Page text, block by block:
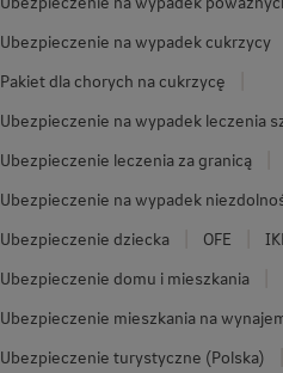
Ubezpieczenie na wypadek cukrzycy
Pakiet dla chorych na cukrzycę
Ubezpieczenie na wypadek leczenia
Ubezpieczenie leczenia za granicą
Ubezpieczenie na wypadek
Ubezpieczenie dziecka
OFE
Ubezpieczenie domu i mieszkania
Ubezpieczenie mieszkania na
Ubezpieczenie turystyczne (Polska)